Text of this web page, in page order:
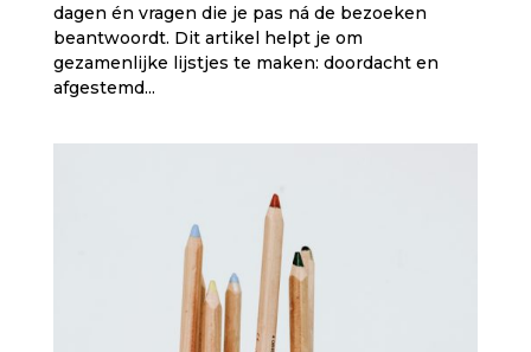
dagen én vragen die je pas ná de bezoeken
beantwoordt. Dit artikel helpt je om
gezamenlijke lijstjes te maken: doordacht en
afgestemd...